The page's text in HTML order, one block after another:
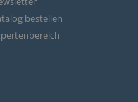
bestellen